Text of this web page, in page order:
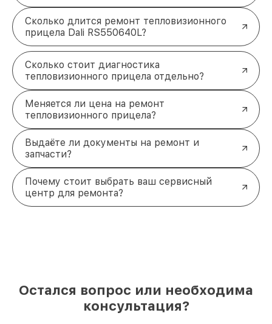
Сколько длится ремонт тепловизионного
прицела Dali RS550640L?
Сколько стоит диагностика
тепловизионного прицела отдельно?
Меняется ли цена на ремонт
тепловизионного прицела?
Выдаёте ли документы на ремонт и
запчасти?
Почему стоит выбрать ваш сервисный
центр для ремонта?
Остался вопрос или необходима
консультация?